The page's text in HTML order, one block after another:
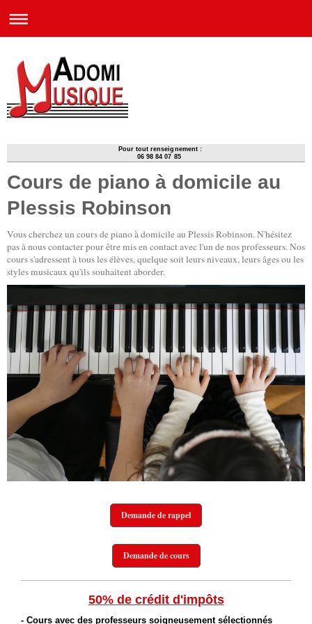
Pour tout renseignement :
06 98 84 07 85
Cours de piano à domicile au
Plessis Robinson
Vous cherchez un cours de piano à domicile au Plessis Robinson. N'hésitez
pas à nous contacter pour être mis en contact avec l'un de nos professeurs. Nos
cours s'adressent à tous les élèves, quelque soit leurs niveaux, leurs âges ou les
styles musicaux qu'ils souhaitent aborder.
Demande de rappel
Demande de cours
50% de crédit d'impôts
- Cours avec des professeurs soigneusement sélectionnés